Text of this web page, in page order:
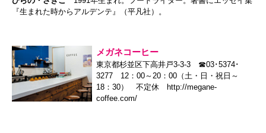
『生まれた時からアルデンテ』（平凡社）。
メガネコーヒー
東京都杉並区下高井戸3-3-3 ☎03･5374･
3277 12：00～20：00（土・日・祝日～
18：30） 不定休
http://megane-
coffee.com/